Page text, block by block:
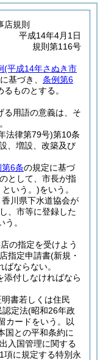
店規則
平成14年4月1日
規則第116号
(平成14年さぬき市
に基づき、 条例第6
ものとする。
る用語の意義は、そ
法律第79号)第10条
、増設、改築及び
6条の規定に基づ
として、市長が指
いう。)をいう。
川県下水道協会が
、市等に登録した
う。
の指定を受けよう
指定申請書(新規・
ならない。
添付しなければなら
書若しくは住民
認定法(昭和26年政
カードをいう。以
国との平和条約に
入国管理に関する
項に規定する特別永